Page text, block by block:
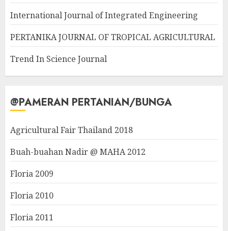
International Journal of Integrated Engineering
PERTANIKA JOURNAL OF TROPICAL AGRICULTURAL
Trend In Science Journal
@PAMERAN PERTANIAN/BUNGA
Agricultural Fair Thailand 2018
Buah-buahan Nadir @ MAHA 2012
Floria 2009
Floria 2010
Floria 2011